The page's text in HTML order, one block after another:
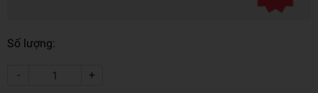
Số lượng:
- +